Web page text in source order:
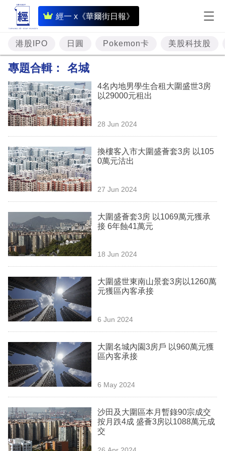
經一 x《華爾街日報》
即
時
財
經
題
投
資
樓
市
理
商
業
科
技
職
場
生
時
事
欄
訂
閱
港股IPO 日圓 Pokemon卡 美股科技股
專題合輯： 名城
4名內地男學生合租大圍盛世3房
以29000元租出
28 Jun 2024
換樓客入市大圍盛薈套3房 以105
0萬元沽出
27 Jun 2024
大圍盛薈套3房 以1069萬元獲承
接 6年蝕41萬元
18 Jun 2024
大圍盛世東南山景套3房以1260萬
元獲區內客承接
6 Jun 2024
大圍名城內園3房戶 以960萬元獲
區內客承接
6 May 2024
沙田及大圍區本月暫錄90宗成交
按月跌4成 盛薈3房以1088萬元成
交